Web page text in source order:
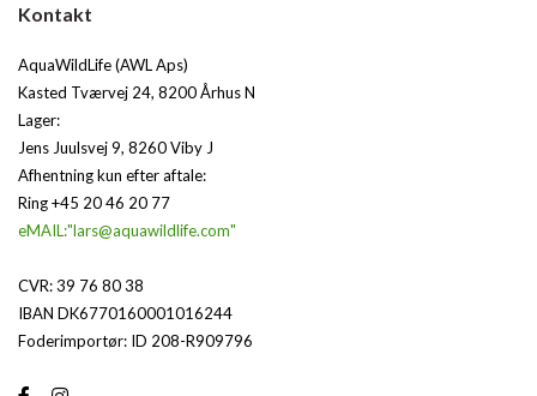
Kontakt
AquaWildLife (AWL Aps)
Kasted Tværvej 24, 8200 Århus N
Lager:
Jens Juulsvej 9, 8260 Viby J
Afhentning kun efter aftale:
Ring +45 20 46 20 77
eMAIL:"lars@aquawildlife.com"
CVR: 39 76 80 38
IBAN DK6770160001016244
Foderimportør: ID 208-R909796